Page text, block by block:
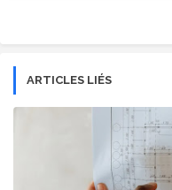
ARTICLES LIÉS